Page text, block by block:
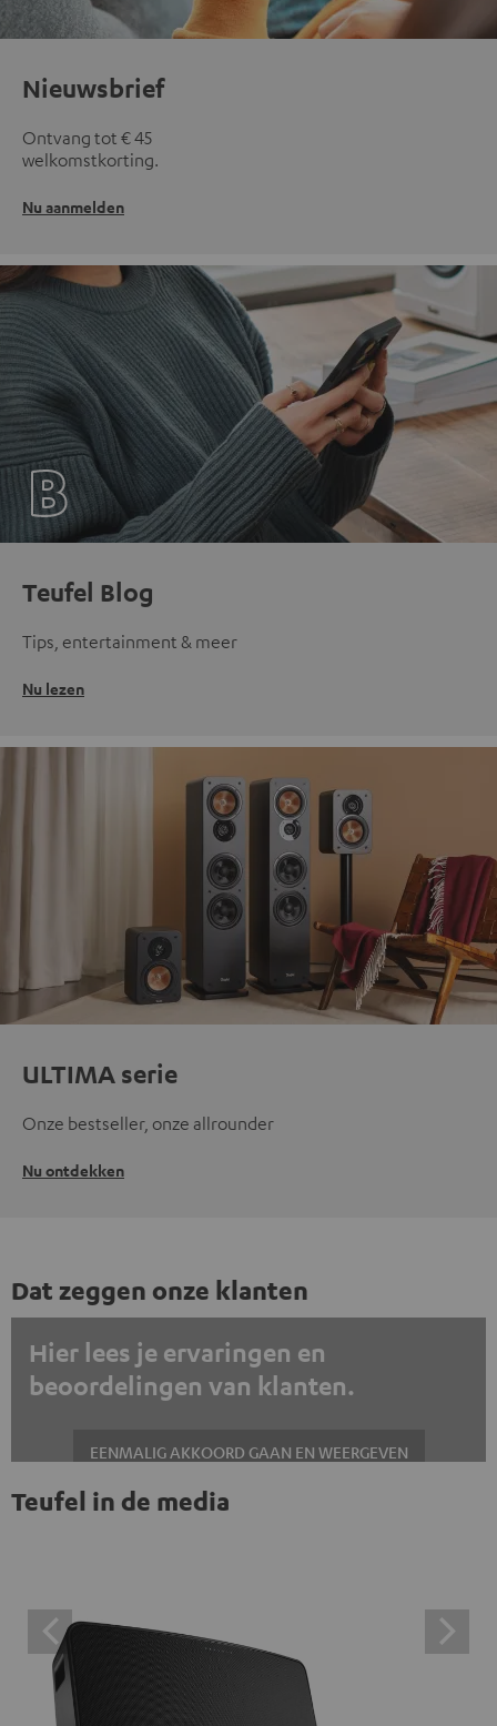
Nieuwsbrief
Ontvang tot € 45
welkomstkorting.
Nu aanmelden
Teufel Blog
Tips, entertainment & meer
Nu lezen
ULTIMA serie
Onze bestseller, onze allrounder
Nu ontdekken
Dat zeggen onze klanten
Hier lees je ervaringen en
beoordelingen van klanten.
EENMALIG AKKOORD GAAN EN WEERGEVEN
Altijd externe inhoud weergeven? Schakel dit in de gegevensinstellingen
inhoud te klikken, stem je ermee in dat je de externe
inhoud te zien krijgt. Dit betekent dat persoonlijke
gegevens kunnen worden doorgegeven aan platforms
van derden. Meer informatie hierover vind je in ons
Teufel in de media